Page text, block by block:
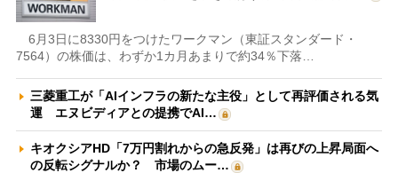
6月3日に8330円をつけたワークマン（東証スタンダード・
7564）の株価は、わずか1カ月あまりで約34％下落…
三菱重工が「AIインフラの新たな主役」として再評価される気
運 エヌビディアとの提携でAI…
キオクシアHD「7万円割れからの急反発」は再びの上昇局面へ
の反転シグナルか？ 市場のムー…